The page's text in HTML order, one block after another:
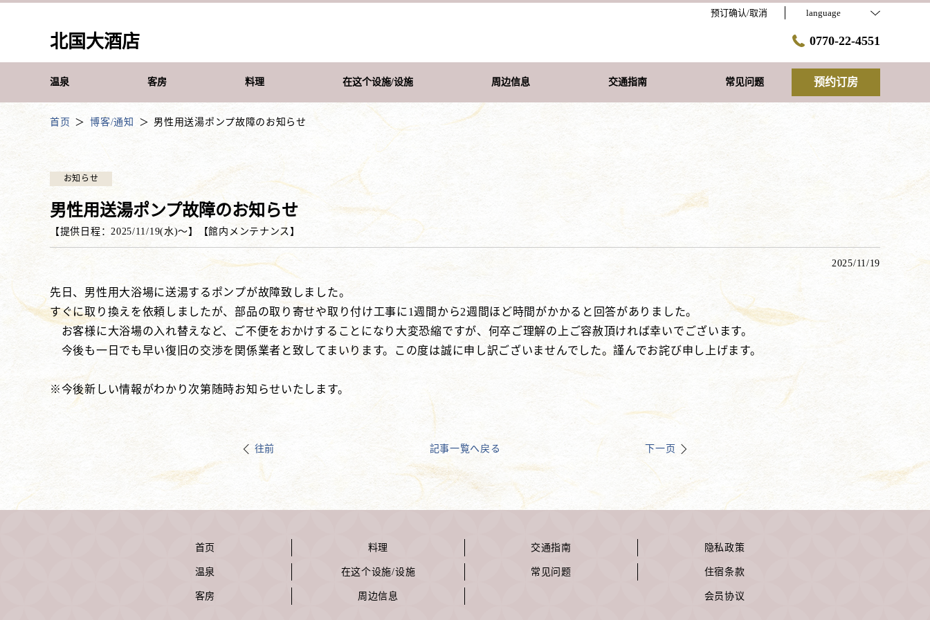
预订确认/取消 language
北国大酒店 0770-22-4551
温泉 客房 料理 在这个设施/设施 周边信息 交通指南 常见问题 预约订房
首页 博客/通知 男性用送湯ポンプ故障のお知らせ
お知らせ
男性用送湯ポンプ故障のお知らせ
【提供日程：2025/11/19(水)〜】 【館内メンテナンス 】
2025/11/19
先日、男性用大浴場に送湯するポンプが故障致しました。
すぐに取り換えを依頼しましたが、部品の取り寄せや取り付け工事に1週間から2週間ほど時間がかかると回答がありました。
お客様に大浴場の入れ替えなど、ご不便をおかけすることになり大変恐縮ですが、何卒ご理解の上ご容赦頂ければ幸いでございます。
今後も一日でも早い復旧の交渉を関係業者と致してまいります。この度は誠に申し訳ございませんでした。謹んでお詫び申し上げます。
※今後新しい情報がわかり次第随時お知らせいたします。
往前 記事一覧へ戻る 下一页
首页
温泉
客房
料理
在这个设施/设施
周边信息
交通指南
常见问题
隐私政策
住宿条款
会员协议